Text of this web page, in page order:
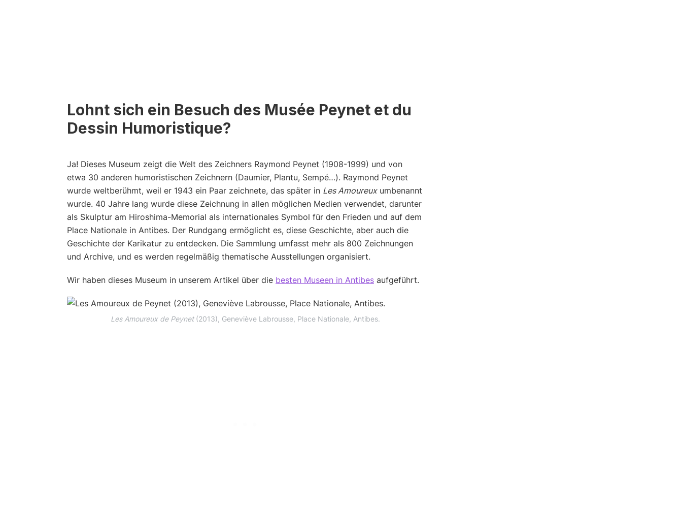
Lohnt sich ein Besuch des Musée Peynet et du
Dessin Humoristique?
Ja! Dieses Museum zeigt die Welt des Zeichners Raymond Peynet (1908-1999) und von
etwa 30 anderen humoristischen Zeichnern (Daumier, Plantu, Sempé…). Raymond Peynet
wurde weltberühmt, weil er 1943 ein Paar zeichnete, das später in Les Amoureuxumbenannt
wurde. 40 Jahre lang wurde diese Zeichnung in allen möglichen Medien verwendet, darunter
als Skulptur am Hiroshima-Memorial als internationales Symbol für den Frieden und auf dem
Place Nationale in Antibes. Der Rundgang ermöglicht es, diese Geschichte, aber auch die
Geschichte der Karikatur zu entdecken. Die Sammlung umfasst mehr als 800 Zeichnungen
und Archive, und es werden regelmäßig thematische Ausstellungen organisiert.
Wir haben dieses Museum in unserem Artikel über die besten Museen in Antibes aufgeführt.
Les Amoureux de Peynet (2013), Geneviève Labrousse, Place Nationale, Antibes.